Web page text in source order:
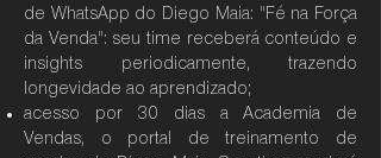
de WhatsApp do Diego Maia: "Fé na Força
da Venda": seu time receberá conteúdo e
insights periodicamente, trazendo
longevidade ao aprendizado;
acesso por 30 dias a Academia de
Vendas, o portal de treinamento de